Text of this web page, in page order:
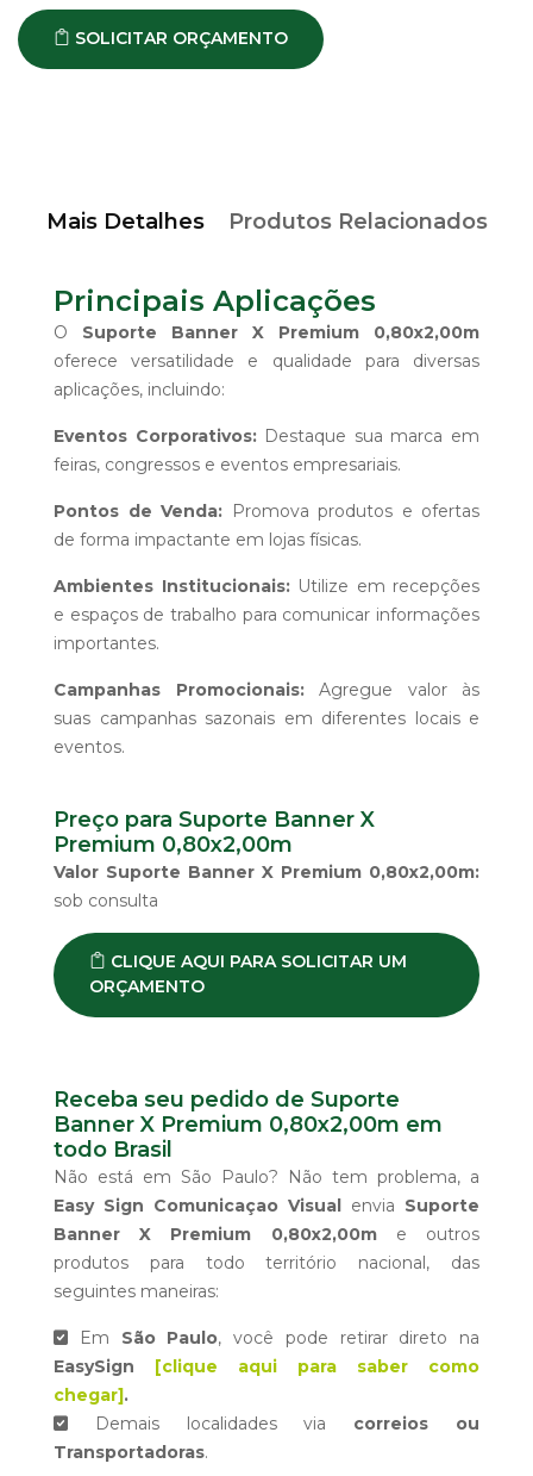
SOLICITAR ORÇAMENTO
Mais Detalhes Produtos Relacionados
Principais Aplicações
O Suporte Banner X Premium 0,80x2,00m
oferece versatilidade e qualidade para diversas
aplicações, incluindo:
Eventos Corporativos:Destaque sua marca em
feiras, congressos e eventos empresariais.
Pontos de Venda: Promova produtos e ofertas
de forma impactante em lojas físicas.
Ambientes Institucionais:Utilize em recepções
e espaços de trabalho para comunicar informações
importantes.
Campanhas Promocionais:Agregue valor às
suas campanhas sazonais em diferentes locais e
eventos.
Preço para Suporte Banner X
Premium 0,80x2,00m
Valor Suporte Banner X Premium 0,80x2,00m:
sob consulta
CLIQUE AQUI PARA SOLICITAR UM
ORÇAMENTO
Receba seu pedido de Suporte
Banner X Premium 0,80x2,00m em
todo Brasil
Não está em São Paulo? Não tem problema, a
Easy Sign Comunicaçao Visual envia Suporte
Banner X Premium 0,80x2,00m e outros
produtos para todo território nacional, das
seguintes maneiras:
Em São Paulo, você pode retirar direto na
EasySign [clique aqui para saber como
chegar].
Demais localidades via correios ou
Transportadoras.